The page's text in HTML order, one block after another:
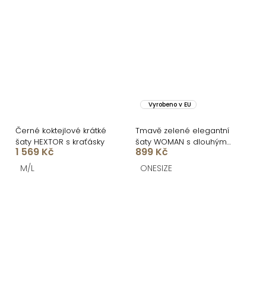
Černé koktejlové krátké
šaty HEXTOR s kraťásky
1 569 Kč
M/L
Vyrobeno v EU
Tmavě zelené elegantní
šaty WOMAN s dlouhým
rukávem
899 Kč
ONESIZE